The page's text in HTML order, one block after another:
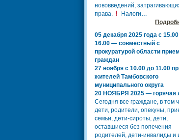
нововведений,
права.
Налоги…
05 декабря 2025 года с
16.00 — совместный с
прокуратурой области прием
граждан
27 ноября с 10.00 до 11.00
жителей Тамбовского
муниципального округа
20 НОЯБРЯ 2025 — горячая
Сегодня все граждане, в том
дети, родители, опекуны,
семьи, дети-сироты, дети,
оставшиеся без попечения
родителей, дети-инвалиды и